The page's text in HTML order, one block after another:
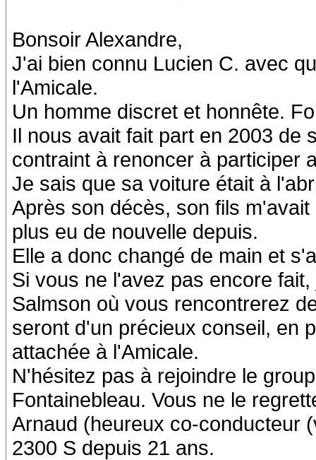
Bonsoir Alexandre,
J'ai bien connu Lucien C. avec
l'Amicale.
Un homme discret et honnête.
Il nous avait fait part en 2003 de
contraint à renoncer à participer
Je sais que sa voiture était à
Après son décès, son fils
plus eu de nouvelle depuis.
Elle a donc changé de main et
Si vous ne l'avez pas encore
Salmson où vous rencontrerez
seront d'un précieux conseil, en
attachée à l'Amicale.
N'hésitez pas à rejoindre le
Fontainebleau. Vous ne le
Arnaud (heureux co-conducteur
2300 S depuis 21 ans.